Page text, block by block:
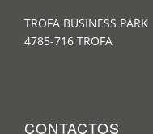
TROFA BUSINESS PARK
4785-716 TROFA
CONTACTOS